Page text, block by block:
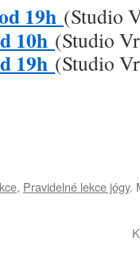
19h (Studio
10h (Studio
19h (Studio
, Pravidelné lekce jógy.